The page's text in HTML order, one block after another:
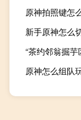
原神拍照键怎
新手原神怎么
“茶约邻翁掘芋
原神怎么组队